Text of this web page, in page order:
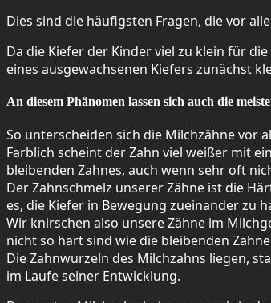
Dies sind die häufigsten Fragen, die vor
Da die Kiefer der Kinder viel zu klein für
eines ausgewachsenen Kiefers zunächst
An diesem Phänomen lassen sich auch die
So unterscheiden sich die Milchzähne vor
Farblich scheint der Zahn viel weißer mit
bleibenden Zahnes, auch wenn sehr oft
Der Zahnschmelz unserer Zähne ist die
es, die Kiefer in Bewegung zueinander zu
Wir knirschen also unsere Zähne im
nicht so hart sind wie die bleibenden
Die Zahnwurzeln des Milchzahns liegen,
im Laufe seiner Entwicklung.